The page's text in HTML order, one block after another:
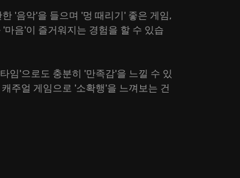
'음악'을 들으며 '멍 때리기' 좋은 게임,
음'이 즐거워지는 경험을 할 수 있습
임'으로도 충분히 '만족감'을 느낄 수 있
주얼 게임으로 '소확행'을 느껴보는 건